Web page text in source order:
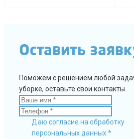
Оставить
Поможем с решением любой
уборке, оставьте свои контакты
Даю согласие на обработку
персональных данных *